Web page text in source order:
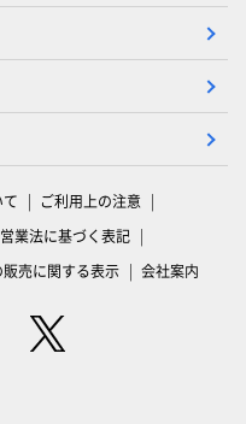
ご利用上の注意
業法に基づく表記
売に関する表示 会社案内